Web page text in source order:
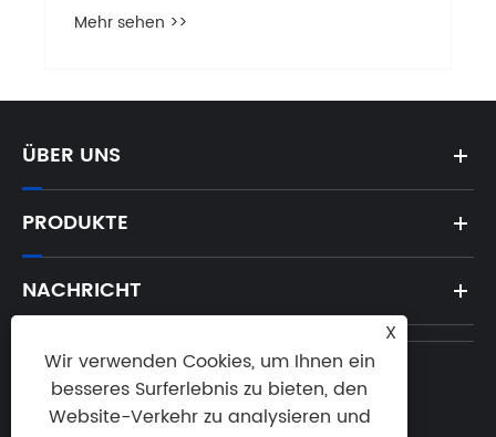
Mehr sehen >>
ÜBER UNS
PRODUKTE
NACHRICHT
Tel:
400-100-2797
X
Wir verwenden Cookies, um Ihnen ein
besseres Surferlebnis zu bieten, den
Website-Verkehr zu analysieren und